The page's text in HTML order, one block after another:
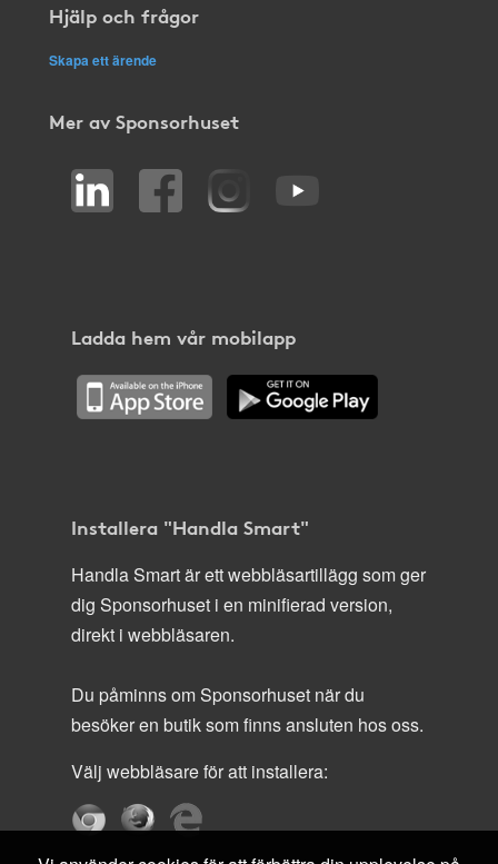
Hjälp och frågor
Skapa ett ärende
Mer av Sponsorhuset
Ladda hem vår mobilapp
Installera "Handla Smart"
Handla Smart är ett webbläsartillägg som ger
dig Sponsorhuset i en minifierad version,
direkt i webbläsaren.
Du påminns om Sponsorhuset när du
besöker en butik som finns ansluten hos oss.
Välj webbläsare för att installera: